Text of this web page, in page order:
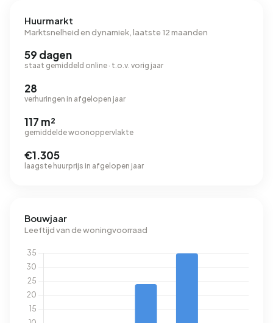
Huurmarkt
Marktsnelheid en dynamiek, laatste 12 maanden
59 dagen
staat gemiddeld online · t.o.v. vorig jaar
28
verhuringen in afgelopen jaar
117 m²
gemiddelde woonoppervlakte
€1.305
laagste huurprijs in afgelopen jaar
Bouwjaar
Leeftijd van de woningvoorraad